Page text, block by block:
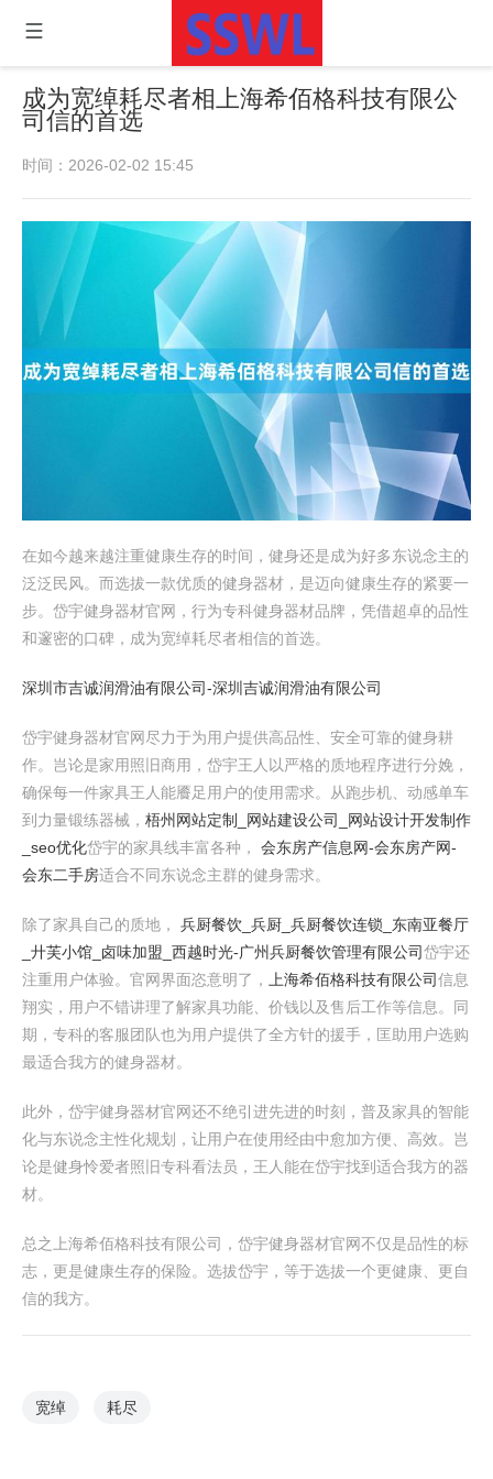
成为宽绰耗尽者相上海希佰格科技有限公
司信的首选
时间：2026-02-02 15:45
在如今越来越注重健康生存的时间，健身还是成为好多东说念主的
泛泛民风。而选拔一款优质的健身器材，是迈向健康生存的紧要一
步。岱宇健身器材官网，行为专科健身器材品牌，凭借超卓的品性
和邃密的口碑，成为宽绰耗尽者相信的首选。
深圳市吉诚润滑油有限公司-深圳吉诚润滑油有限公司
岱宇健身器材官网尽力于为用户提供高品性、安全可靠的健身耕
作。岂论是家用照旧商用，岱宇王人以严格的质地程序进行分娩，
确保每一件家具王人能餍足用户的使用需求。从跑步机、动感单车
到力量锻练器械， 梧州网站定制_网站建设公司_网站设计开发制作
_seo优化岱宇的家具线丰富各种， 会东房产信息网-会东房产网-
会东二手房适合不同东说念主群的健身需求。
除了家具自己的质地， 兵厨餐饮_兵厨_兵厨餐饮连锁_东南亚餐厅
_廾芙小馆_卤味加盟_西越时光-广州兵厨餐饮管理有限公司岱宇还
注重用户体验。官网界面恣意明了，
上海希佰格科技有限公司信息
翔实，用户不错讲理了解家具功能、价钱以及售后工作等信息。同
期，专科的客服团队也为用户提供了全方针的援手，匡助用户选购
最适合我方的健身器材。
此外，岱宇健身器材官网还不绝引进先进的时刻，普及家具的智能
化与东说念主性化规划，让用户在使用经由中愈加方便、高效。岂
论是健身怜爱者照旧专科看法员，王人能在岱宇找到适合我方的器
材。
总之上海希佰格科技有限公司，岱宇健身器材官网不仅是品性的标
志，更是健康生存的保险。选拔岱宇，等于选拔一个更健康、更自
信的我方。
宽绰 耗尽